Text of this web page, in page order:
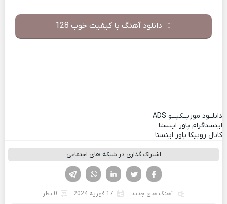
دانلود آهنگ با کیفیت خوب 128
دانلــود موزیــکیـــو ADS
اینستاگرام پاور اینستا
کانال روبیکا پاور اینستا
اشتراک گذاری در شبکه های اجتماعی
لینکدین تویتر
فیسوک
آهنگ های جدید 17 فوریه 2024 0 نظر